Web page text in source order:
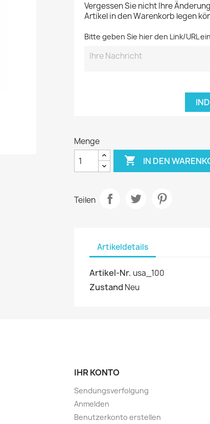
Vergessen Sie nicht Ihre
Artikel in den Warenkorb legen
Bitte geben Sie hier den Link/URL
Menge
 IN DEN
Teilen
Artikeldetails
Artikel-Nr. usa_100
Zustand Neu
IHR KONTO
Sendungsverfolgung
Anmelden
Benutzerkonto erstellen